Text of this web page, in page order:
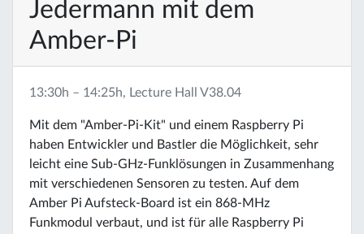
Jedermann mit dem
Amber-Pi
13:30h – 14:25h, Lecture Hall V38.04
Mit dem "Amber-Pi-Kit" und einem Raspberry Pi
haben Entwickler und Bastler die Möglichkeit, sehr
leicht eine Sub-GHz-Funklösungen in Zusammenhang
mit verschiedenen Sensoren zu testen. Auf dem
Amber Pi Aufsteck-Board ist ein 868-MHz
Funkmodul verbaut, und ist für alle Raspberry Pi